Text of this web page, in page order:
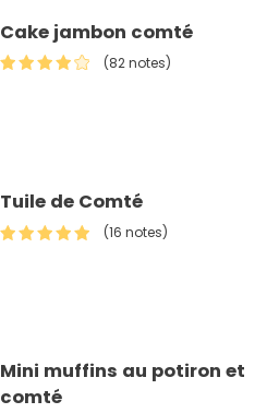
Cake jambon comté
(82 notes)
Tuile de Comté
(16 notes)
Mini muffins au potiron et
comté